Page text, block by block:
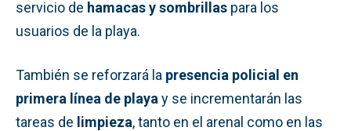
servicio de hamacas y sombrillas para los
usuarios de la playa.
También se reforzará la presencia policial en
primera línea de playa y se incrementarán las
tareas de limpieza, tanto en el arenal como en las